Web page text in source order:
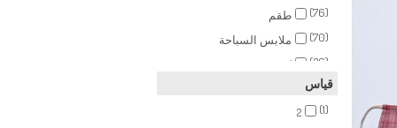
طقم
(76)
ملابس السباحة
(70)
كيب
(36)
(29)
(27)
قياس
2
(1)